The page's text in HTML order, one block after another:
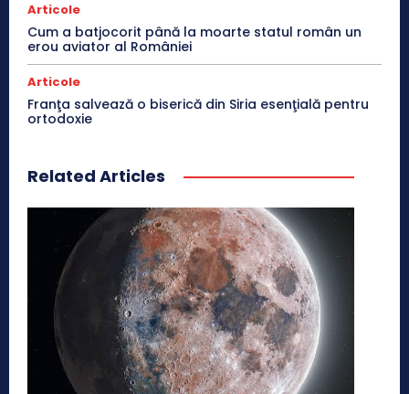
Articole
Cum a batjocorit până la moarte statul român un
erou aviator al României
Articole
Franţa salvează o biserică din Siria esenţială pentru
ortodoxie
Related Articles